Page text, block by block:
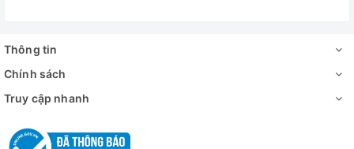
Thông tin
Chính sách
Truy cập nhanh